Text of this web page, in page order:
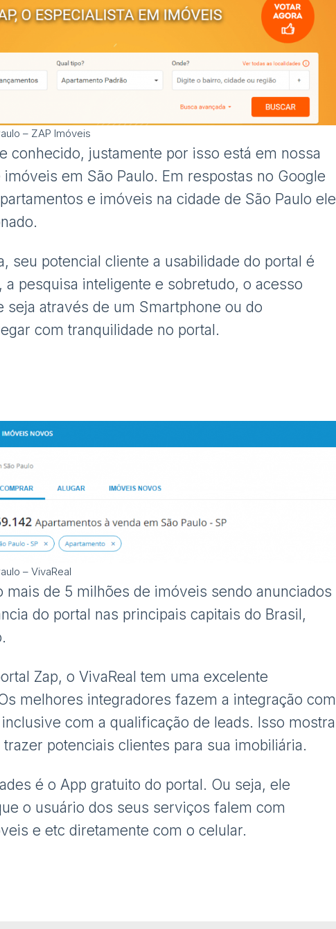
– ZAP Imóveis
conhecido, justamente por isso está em nossa
em São Paulo. Em respostas no Google
e imóveis na cidade de São Paulo ele
seu potencial cliente a usabilidade do portal é
pesquisa inteligente e sobretudo, o acesso
através de um Smartphone ou do
com tranquilidade no portal.
– VivaReal
mais de 5 milhões de imóveis sendo anunciados
do portal nas principais capitais do Brasil,
Zap, o VivaReal tem uma excelente
melhores integradores fazem a integração com
com a qualificação de leads. Isso mostra
potenciais clientes para sua imobiliária.
é o App gratuito do portal. Ou seja, ele
o usuário dos seus serviços falem com
e etc diretamente com o celular.